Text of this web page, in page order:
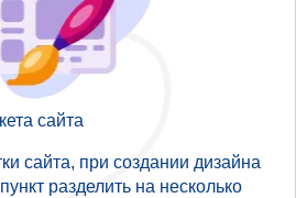
сайта
сайта, при создании дизайна
разделить на несколько